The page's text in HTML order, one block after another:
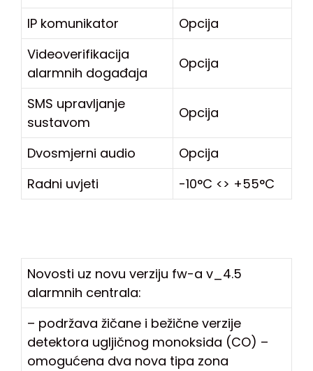
IP komunikator
Opcija
Videoverifikacija
alarmnih događaja
Opcija
SMS upravljanje
sustavom
Opcija
Dvosmjerni audio
Opcija
Radni uvjeti
-10°C <> +55°C
Novosti uz novu verziju fw-a v_4.5
alarmnih centrala:
– podržava žičane i bežične verzije
detektora ugljičnog monoksida (CO) –
omogućena dva nova tipa zona